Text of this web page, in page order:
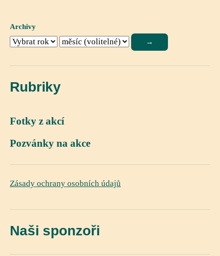
Archivy
Rubriky
Fotky z akcí
Pozvánky na akce
Zásady ochrany osobních údajů
Naši sponzoři